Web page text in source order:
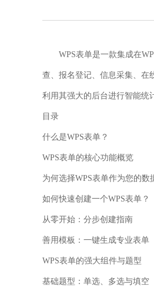
WPS表单是一款集成在
查、报名登记、信息采集、在
利用其强大的后台进行智能统
目录
什么是WPS表单？
WPS表单的核心功能概览
为何选择WPS表单作为您的数
如何快速创建一个WPS表单？
从零开始：分步创建指南
善用模板：一键生成专业表单
WPS表单的强大组件与题型
基础题型：单选、多选与填空